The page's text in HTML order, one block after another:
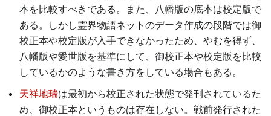
本を比較すべきである。また、八幡版の底本は校定版で
ある。しかし霊界物語ネットのデータ作成の段階では御
校正本や校定版が入手できなかったため、やむを得ず、
八幡版や愛世版を基準にして、御校正本や校定版を比較
しているかのような書き方をしている場合もある。
天祥地瑞は最初から校正された状態で発刊されているた
め、御校正本というものは存在しない。戦前発行された